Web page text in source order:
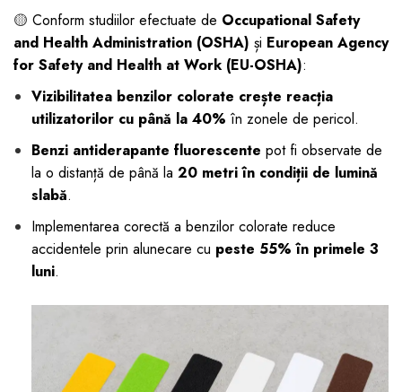
🟡 Conform studiilor efectuate de Occupational Safety
and Health Administration (OSHA) și European Agency
for Safety and Health at Work (EU-OSHA):
Vizibilitatea benzilor colorate crește reacția
utilizatorilor cu până la 40% în zonele de pericol.
Benzi antiderapante fluorescente pot fi observate de
la o distanță de până la 20 metri în condiții de lumină
slabă.
Implementarea corectă a benzilor colorate reduce
accidentele prin alunecare cu peste 55% în primele 3
luni.